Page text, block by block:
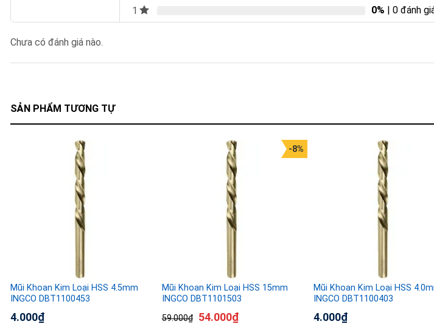
1
0% | 0 đánh
Chưa có đánh giá nào.
SẢN PHẨM TƯƠNG TỰ
Mũi Khoan Kim Loại HSS 4.5mm
INGCO DBT1100453
4.000₫
Mũi Khoan Kim Loại HSS 15mm
INGCO DBT1101503
59.000₫
-8%
54.000₫
Mũi Khoan Kim Loại HSS
INGCO DBT1100403
4.000₫